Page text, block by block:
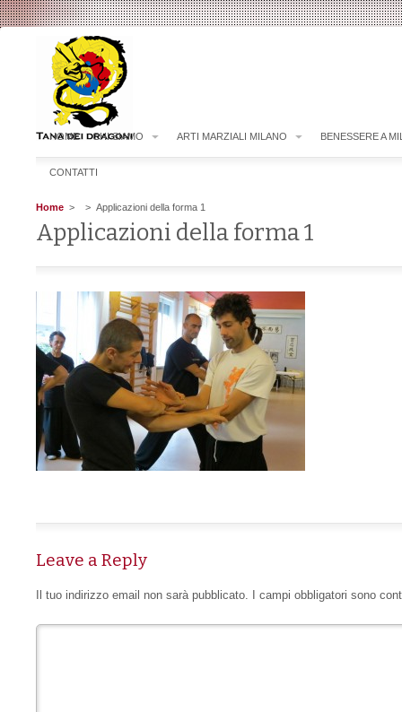
HOME CHI SIAMO ARTI MARZIALI MILANO BENESSERE A
CONTATTI
Home > > Applicazioni della forma 1
Applicazioni della forma 1
Leave a Reply
Il tuo indirizzo email non sarà pubblicato. I campi obbligatori sono